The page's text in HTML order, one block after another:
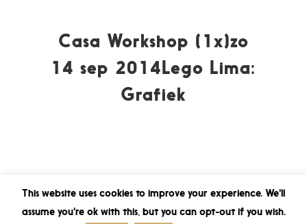
Casa Workshop (1x)zo
14 sep 2014Lego Lima:
Grafiek
This website uses cookies to improve your experience. We'll
assume you're ok with this, but you can opt-out if you wish.